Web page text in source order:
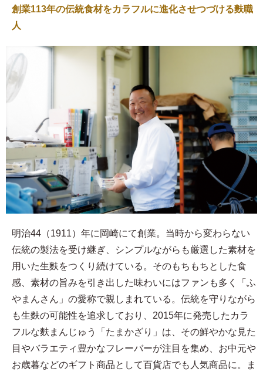
創業113年の伝統食材をカラフルに進化させつづける麩職
人
明治44（1911）年に岡崎にて創業。当時から変わらない
伝統の製法を受け継ぎ、シンプルながらも厳選した素材を
用いた生麩をつくり続けている。そのもちもちとした食
感、素材の旨みを引き出した味わいにはファンも多く「ふ
やまんさん」の愛称で親しまれている。伝統を守りながら
も生麩の可能性を追求しており、2015年に発売したカラ
フルな麩まんじゅう「たまかざり」は、その鮮やかな見た
目やバラエティ豊かなフレーバーが注目を集め、お中元や
お歳暮などのギフト商品として百貨店でも人気商品に。ま